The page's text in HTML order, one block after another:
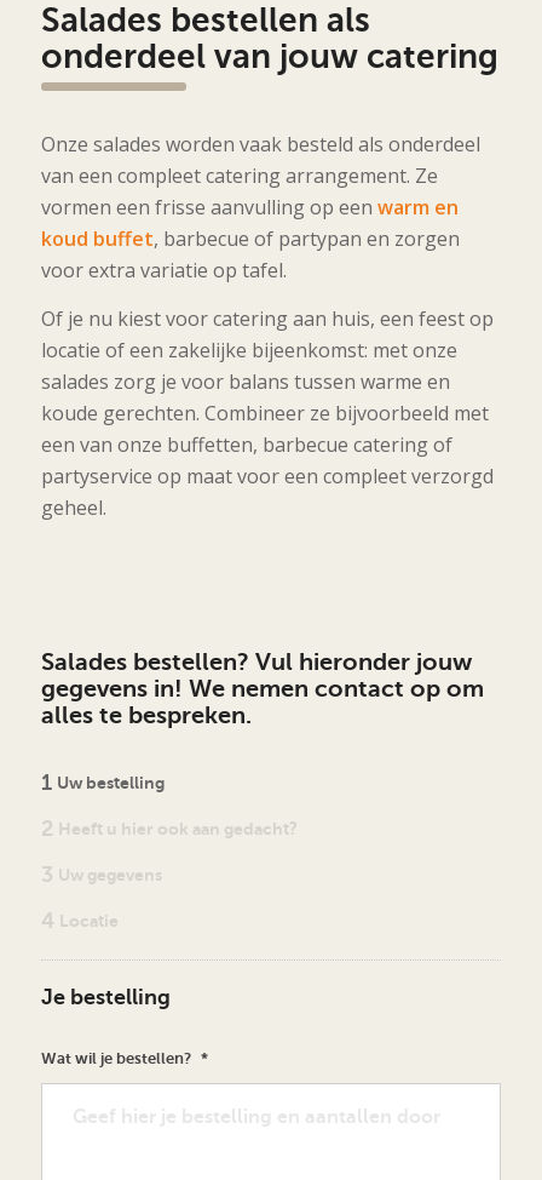
Salades bestellen als
onderdeel van jouw catering
Onze salades worden vaak besteld als onderdeel
van een compleet catering arrangement. Ze
vormen een frisse aanvulling op een warm en
koud buffet, barbecue of partypan en zorgen
voor extra variatie op tafel.
Of je nu kiest voor catering aan huis, een feest op
locatie of een zakelijke bijeenkomst: met onze
salades zorg je voor balans tussen warme en
koude gerechten. Combineer ze bijvoorbeeld met
een van onze buffetten, barbecue catering of
partyservice op maat voor een compleet verzorgd
geheel.
Salades bestellen? Vul hieronder jouw
gegevens in! We nemen contact op om
alles te bespreken.
1 Uw bestelling
2 Heeft u hier ook aan gedacht?
3 Uw gegevens
4 Locatie
Je bestelling
Wat wil je bestellen? *